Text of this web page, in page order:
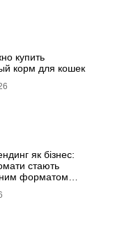
купить
корм для кошек
як бізнес:
стають
форматом